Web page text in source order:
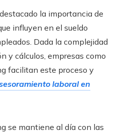
la importancia de
influyen en el sueldo
Dada la complejidad
y cálculos, empresas como
facilitan este proceso y
laboral en
se mantiene al día con las